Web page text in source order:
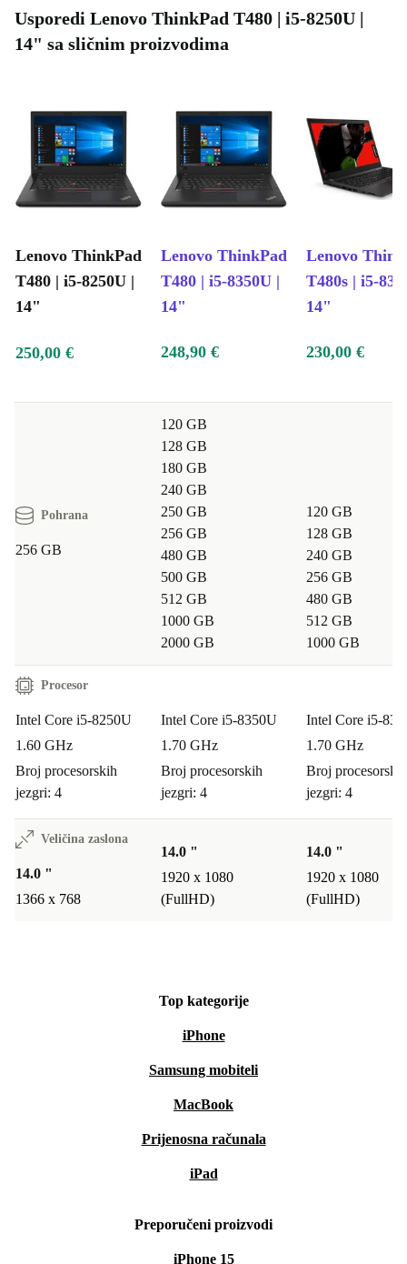
Usporedi Lenovo ThinkPad T480 | i5-8250U |
14" sa sličnim proizvodima
Lenovo ThinkPad
T480 | i5-8250U |
14"
Lenovo ThinkPad
T480 | i5-8350U |
14"
Lenovo
T480s | i5-
14"
250,00 € 248,90 € 230,00 €
Pohrana
256 GB
120 GB
128 GB
180 GB
240 GB
250 GB
256 GB
480 GB
500 GB
512 GB
1000 GB
2000 GB
120 GB
128 GB
240 GB
256 GB
480 GB
512 GB
1000 GB
Procesor
Intel Core i5-8250U
1.60 GHz
Broj procesorskih
jezgri: 4
Intel Core i5-8350U
1.70 GHz
Broj procesorskih
jezgri: 4
Intel Core i5-
1.70 GHz
Broj procesorskih
jezgri: 4
Veličina zaslona
14.0 "
1366 x 768
14.0 "
1920 x 1080
(FullHD)
14.0 "
1920 x 1080
(FullHD)
Top kategorije
iPhone
Samsung mobiteli
MacBook
Prijenosna računala
iPad
Preporučeni proizvodi
iPhone 15